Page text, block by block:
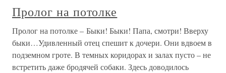
Пролог на потолке
Пролог на потолке – Быки! Быки! Папа, смотри! Вверху
быки…Удивленный отец спешит к дочери. Они вдвоем в
подземном гроте. В темных коридорах и залах пусто – не
встретить даже бродячей собаки. Здесь доводилось